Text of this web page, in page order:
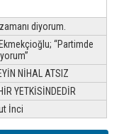
diyorum.
“Partimde
NİHAL ATSIZ
YETKİSİNDEDİR
İnci